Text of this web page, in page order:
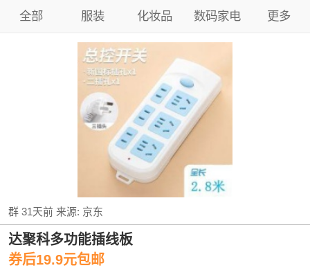
全部 服装 化妆品 数码家电 更多
群 31天前来源: 京东
达聚科多功能插线板
券后19.9元包邮